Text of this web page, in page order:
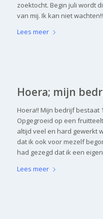
zoektocht. Begin juli wordt
van mij. Ik kan niet
Lees meer
Hoera; mijn
Hoera!! Mijn bedrijf bestaat
Opgegroeid op een
altijd veel en hard gewerkt
dat ik ook voor mezelf
had gezegd dat ik een
Lees meer